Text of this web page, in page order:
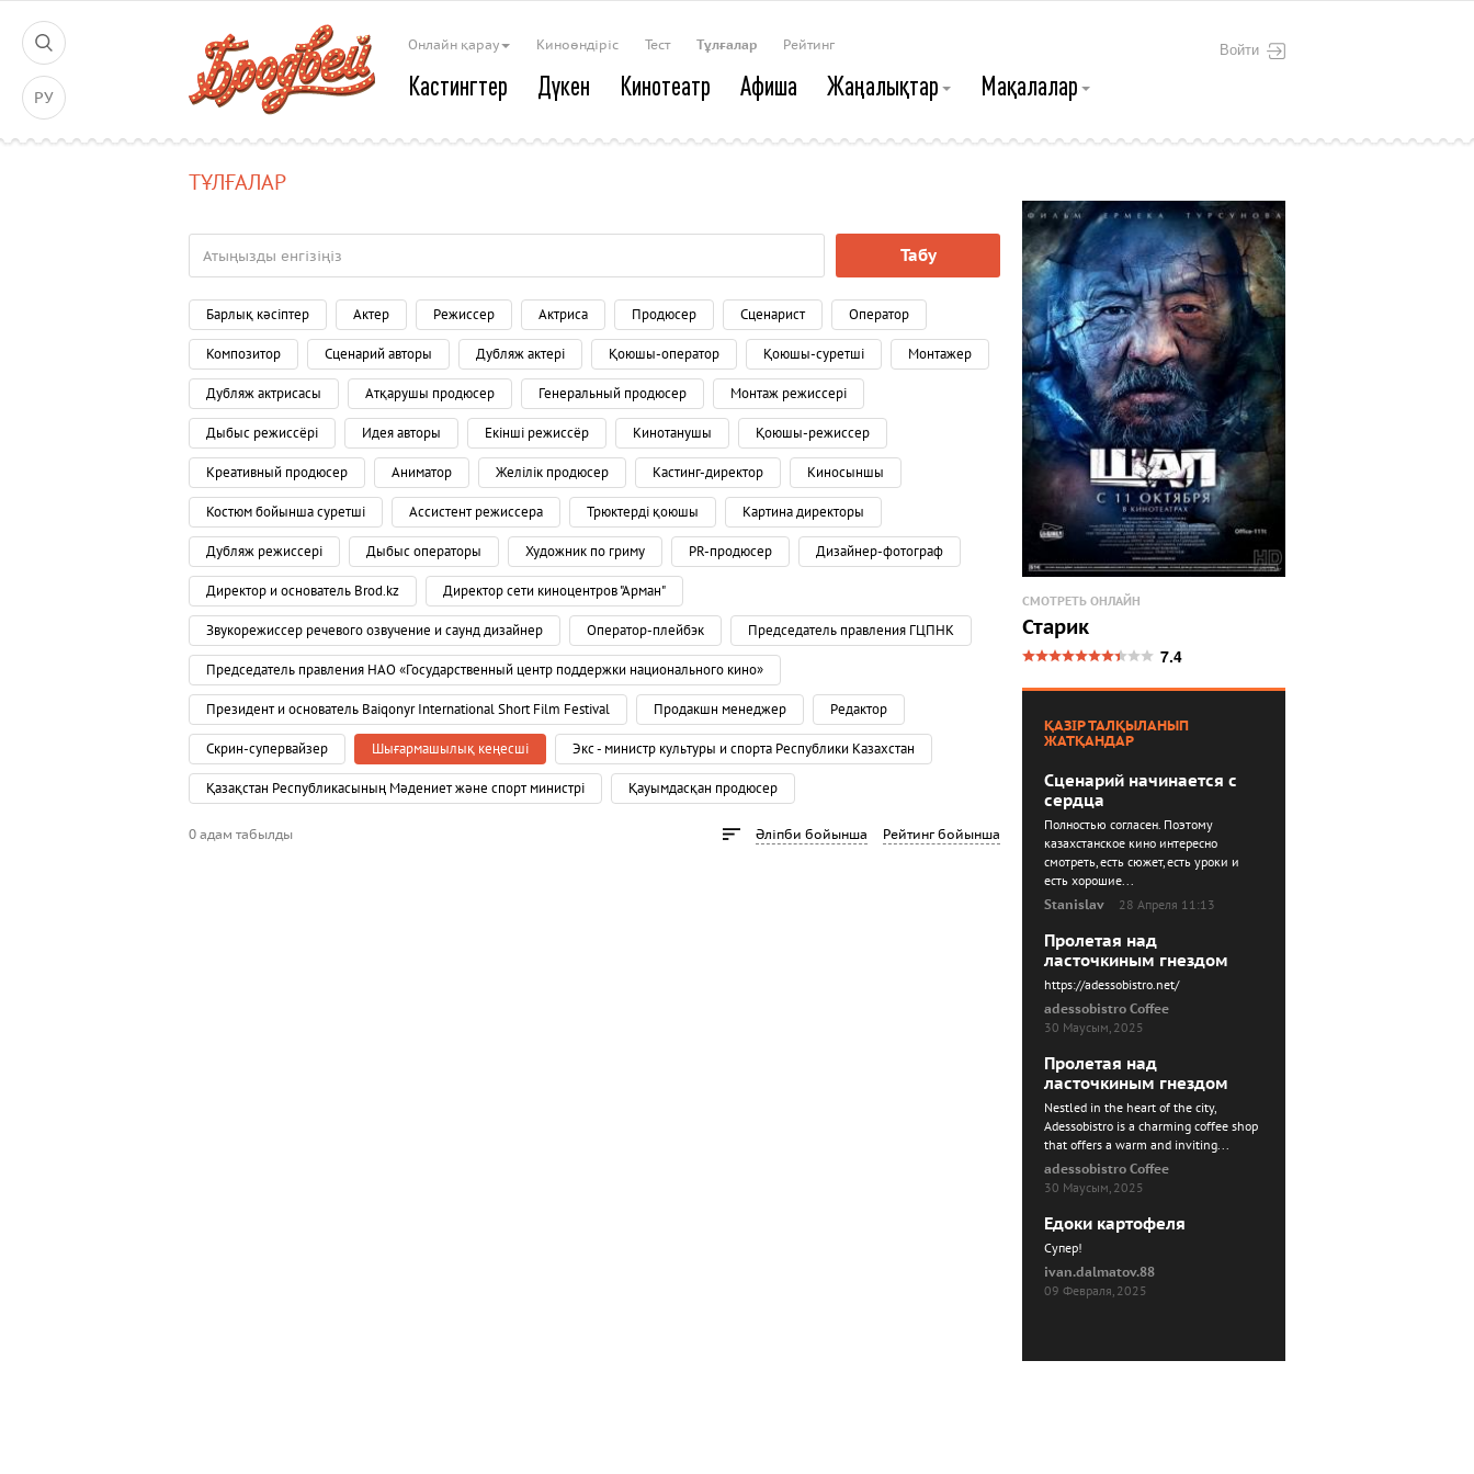
РУ
Войти
Онлайн қарау Киноөндіріс Тест Тұлғалар Рейтинг
Кастингтер Дүкен Кинотеатр Афиша Жаңалықтар Мақалалар
ТҰЛҒАЛАР
Табу
Барлық кәсіптер Актер Режиссер Актриса Продюсер Сценарист Оператор
Композитор Сценарий авторы Дубляж актері Қоюшы-оператор Қоюшы-суретші Монтажер
Дубляж актрисасы Атқарушы продюсер Генеральный продюсер Монтаж режиссері
Дыбыс режиссёрі Идея авторы Екінші режиссёр Кинотанушы Қоюшы-режиссер
Креативный продюсер Аниматор Желілік продюсер Кастинг-директор Киносыншы
Костюм бойынша суретші Ассистент режиссера Трюктерді қоюшы Картина директоры
Дубляж режиссері Дыбыс операторы Художник по гриму PR-продюсер Дизайнер-фотограф
Директор и основатель Brod.kz Директор сети киноцентров "Арман"
Звукорежиссер речевого озвучение и саунд дизайнер Оператор-плейбэк Председатель правления ГЦПНК
Председатель правления НАО «Государственный центр поддержки национального кино»
Президент и основатель Baiqonyr International Short Film Festival Продакшн менеджер Редактор
Скрин-супервайзер Шығармашылық кеңесші Экс - министр культуры и спорта Республики Казахстан
Қазақстан Республикасының Мәдениет және спорт министрі Қауымдасқан продюсер
0 адам табылды Әліпби бойынша Рейтинг бойынша
СМОТРЕТЬ ОНЛАЙН
Старик
7.4
ҚАЗІР ТАЛҚЫЛАНЫП
ЖАТҚАНДАР
Сценарий начинается с
сердца
Полностью согласен. Поэтому
казахстанское кино интересно
смотреть, есть сюжет, есть уроки и
есть хорошие...
Stanislav
28 Апреля 11:13
Пролетая над
ласточкиным гнездом
https://adessobistro.net/
adessobistro Coffee
30 Маусым, 2025
Пролетая над
ласточкиным гнездом
Nestled in the heart of the city,
Adessobistro is a charming coffee shop
that offers a warm and inviting...
adessobistro Coffee
30 Маусым, 2025
Едоки картофеля
Cупер!
ivan.dalmatov.88
09 Февраля, 2025